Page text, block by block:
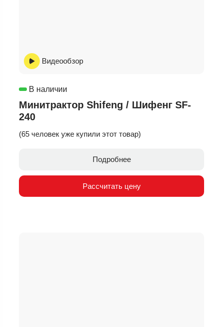
Видеообзор
В наличии
Минитрактор Shifeng / Шифенг SF-
240
(65 человек уже купили этот товар)
Подробнее
Рассчитать цену